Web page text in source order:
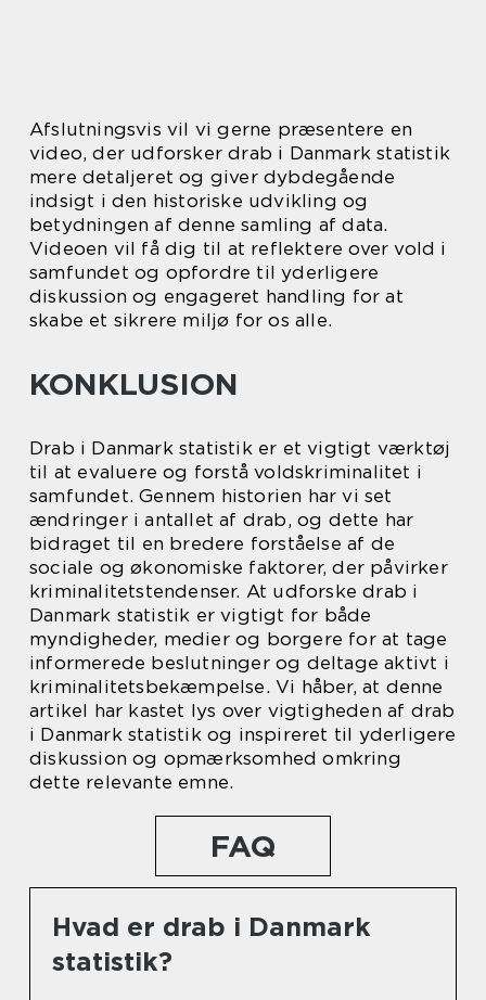
Afslutningsvis vil vi gerne præsentere en
video, der udforsker drab i Danmark statistik
mere detaljeret og giver dybdegående
indsigt i den historiske udvikling og
betydningen af denne samling af data.
Videoen vil få dig til at reflektere over vold i
samfundet og opfordre til yderligere
diskussion og engageret handling for at
skabe et sikrere miljø for os alle.
KONKLUSION
Drab i Danmark statistik er et vigtigt værktøj
til at evaluere og forstå voldskriminalitet i
samfundet. Gennem historien har vi set
ændringer i antallet af drab, og dette har
bidraget til en bredere forståelse af de
sociale og økonomiske faktorer, der påvirker
kriminalitetstendenser. At udforske drab i
Danmark statistik er vigtigt for både
myndigheder, medier og borgere for at tage
informerede beslutninger og deltage aktivt i
kriminalitetsbekæmpelse. Vi håber, at denne
artikel har kastet lys over vigtigheden af drab
i Danmark statistik og inspireret til yderligere
diskussion og opmærksomhed omkring
dette relevante emne.
FAQ
Hvad er drab i Danmark
statistik?